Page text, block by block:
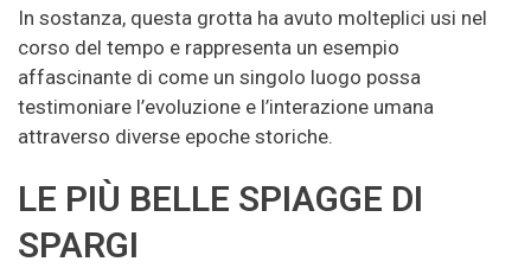
In sostanza, questa grotta ha avuto molteplici usi nel
corso del tempo e rappresenta un esempio
affascinante di come un singolo luogo possa
testimoniare l’evoluzione e l’interazione umana
attraverso diverse epoche storiche.
LE PIÙ BELLE SPIAGGE DI
SPARGI